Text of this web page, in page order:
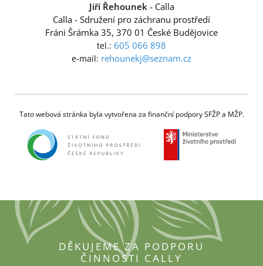
Jiří Řehounek- Calla
Calla - Sdružení pro záchranu prostředí
Fráni Šrámka 35, 370 01 České Budějovice
tel.: 605 066 898
e-mail: rehounekj@seznam.cz
Tato webová stránka byla vytvořena za finanční podpory SFŽP a MŽP.
DĚKUJEME ZA PODPORU
ČINNOSTI CALLY